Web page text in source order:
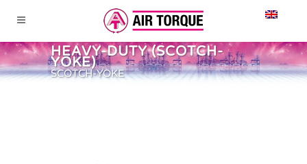
HEAVY-DUTY (SCOTCH-
YOKE)
SCOTCH-YOKE